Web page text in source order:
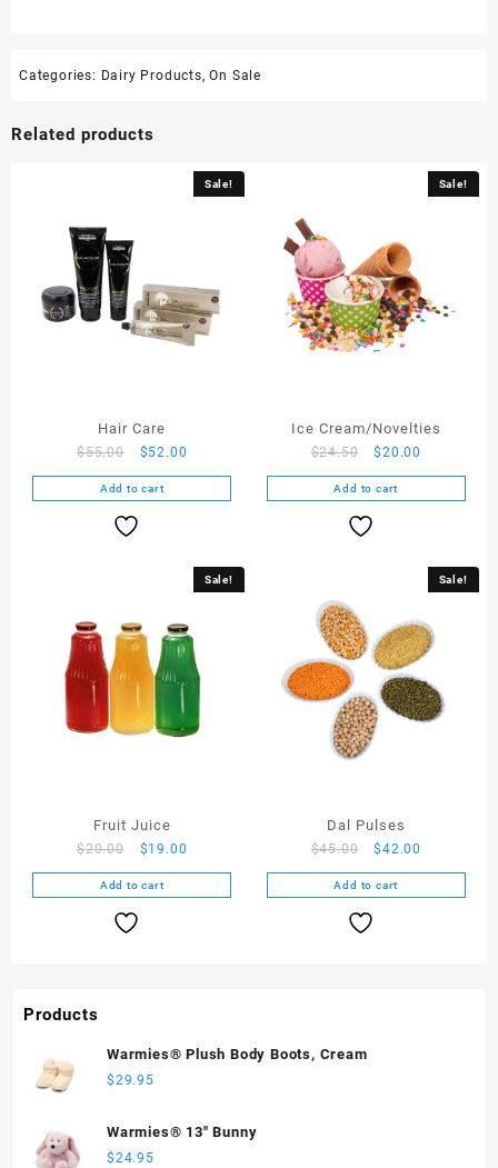
Categories: Dairy Products,On Sale
Related products
Sale!
Hair Care
$55.00 $52.00
Add to cart
Sale!
Ice Cream/Novelties
$24.50 $20.00
Add to cart
Sale!
Fruit Juice
$20.00 $19.00
Add to cart
Sale!
Dal Pulses
$45.00 $42.00
Add to cart
Products
Warmies® Plush Body Boots, Cream
$29.95
Warmies® 13" Bunny
$24.95